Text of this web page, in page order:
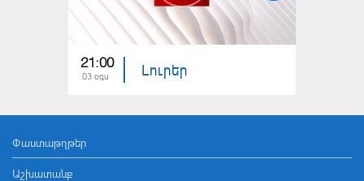
21:00
03 օգս Լուրեր
Փաստաթղթեր
Աշխատանք